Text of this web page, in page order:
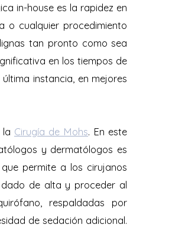
in-house es la rapidez en
o cualquier procedimiento
tan pronto como sea
en los tiempos de
instancia, en mejores
Cirugía de Mohs. En este
y dermatólogos es
permite a los cirujanos
de alta y proceder al
respaldadas por
de sedación adicional.